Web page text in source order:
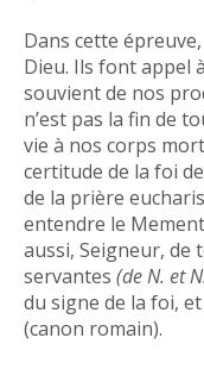
Dans cette
Dieu. Ils font appel
souvient de nos
n’est pas la fin de
vie à nos corps
certitude de la foi
de la prière
entendre le
aussi, Seigneur, de
servantes (de N. et
du signe de la foi,
(canon romain).